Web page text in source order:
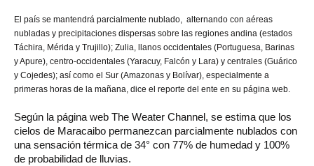
El país se mantendrá parcialmente nublado, alternando con aéreas
nubladas y precipitaciones dispersas sobre las regiones andina (estados
Táchira, Mérida y Trujillo); Zulia, llanos occidentales (Portuguesa, Barinas
y Apure), centro-occidentales (Yaracuy, Falcón y Lara) y centrales (Guárico
y Cojedes); así como el Sur (Amazonas y Bolívar), especialmente a
primeras horas de la mañana, dice el reporte del ente en su página web.
Según la página web The Weater Channel, se estima que los
cielos de Maracaibo permanezcan parcialmente nublados con
una sensación térmica de 34° con 77% de humedad y 100%
de probabilidad de lluvias.